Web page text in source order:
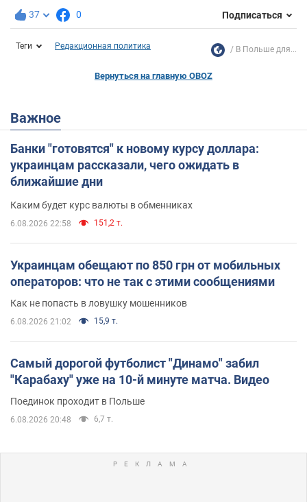
37 0 Подписаться
Теги Редакционная политика В Польше для...
Вернуться на главную OBOZ
Важное
Банки "готовятся" к новому курсу доллара:
украинцам рассказали, чего ожидать в
ближайшие дни
Каким будет курс валюты в обменниках
6.08.2026 22:58 151,2 т.
Украинцам обещают по 850 грн от мобильных
операторов: что не так с этими сообщениями
Как не попасть в ловушку мошенников
6.08.2026 21:02 15,9 т.
Самый дорогой футболист "Динамо" забил
"Карабаху" уже на 10-й минуте матча. Видео
Поединок проходит в Польше
6.08.2026 20:48 6,7 т.